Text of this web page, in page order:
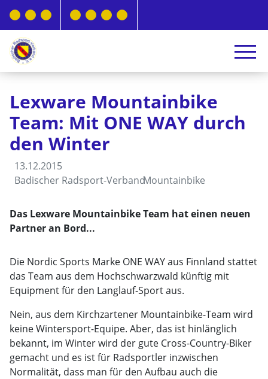
Lexware Mountainbike
Team: Mit ONE WAY durch
den Winter
13.12.2015
Badischer Radsport-VerbandMountainbike
Das Lexware Mountainbike Team hat einen neuen
Partner an Bord...
Die Nordic Sports Marke ONE WAY aus Finnland stattet
das Team aus dem Hochschwarzwald künftig mit
Equipment für den Langlauf-Sport aus.
Nein, aus dem Kirchzartener Mountainbike-Team wird
keine Wintersport-Equipe. Aber, das ist hinlänglich
bekannt, im Winter wird der gute Cross-Country-Biker
gemacht und es ist für Radsportler inzwischen
Normalität, dass man für den Aufbau auch die